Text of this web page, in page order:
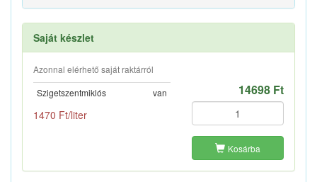
Saját készlet
Azonnal elérhető saját raktárról
Szigetszentmiklós
van
1470 Ft/liter
14698 Ft
Kosárba